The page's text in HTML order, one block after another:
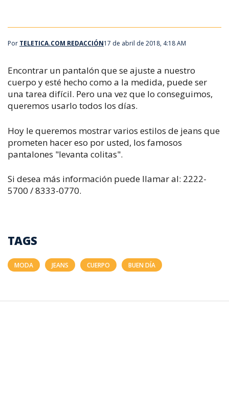
Por TELETICA.COM REDACCIÓN17 de abril de 2018, 4:18 AM
Encontrar un pantalón que se ajuste a nuestro
cuerpo y esté hecho como a la medida, puede ser
una tarea difícil. Pero una vez que lo conseguimos,
queremos usarlo todos los días.
Hoy le queremos mostrar varios estilos de jeans que
prometen hacer eso por usted, los famosos
pantalones "levanta colitas".
Si desea más información puede llamar al: 2222-
5700 / 8333-0770.
TAGS
MODA JEANS CUERPO BUEN DÍA